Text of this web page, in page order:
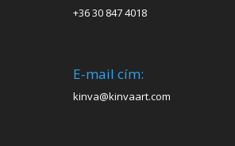
+36 30 847 4018
E-mail cím:
kinva@kinvaart.com